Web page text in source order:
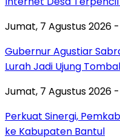
Jumat, 7 Agustus 2026 -
Gubernur Agustiar
Lurah Jadi Ujung
Jumat, 7 Agustus 2026 -
Perkuat Sinergi,
ke Kabupaten Bantul